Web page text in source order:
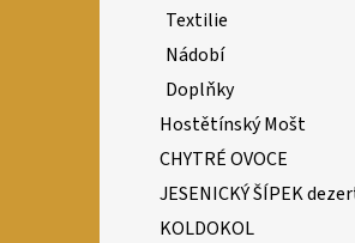
Textilie
Nádobí
Doplňky
Hostětínský Mošt
CHYTRÉ OVOCE
JESENICKÝ ŠÍPEK
KOLDOKOL